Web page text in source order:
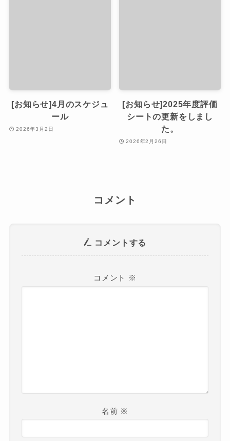
[お知らせ]4月のスケジュ
ール
2026年3月2日
[お知らせ]2025年度評価
シートの更新をしまし
た。
2026年2月26日
コメント
コメントする
コメント ※
名前 ※